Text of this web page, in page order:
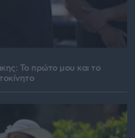
Το πρώτο μου και το